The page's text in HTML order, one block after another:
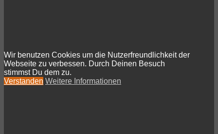
Wir benutzen Cookies um die Nutzerfreundlichkeit der
Webseite zu verbessen. Durch Deinen Besuch
stimmst Du dem zu.
Verstanden Weitere Informationen